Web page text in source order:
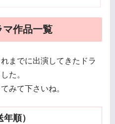
マ作品一覧
までに出演してきたドラ
た。
みて下さいね。
順）